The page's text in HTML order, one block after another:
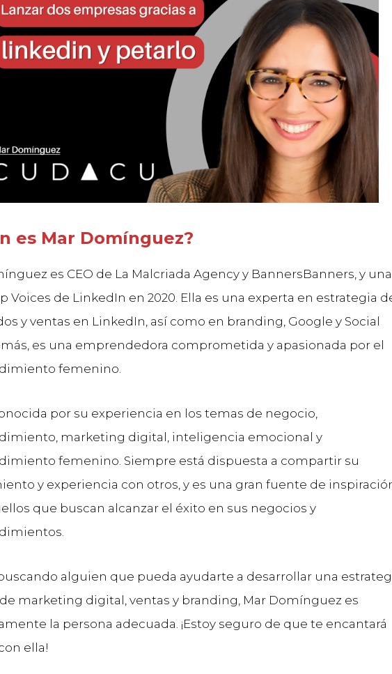
es Mar Domínguez?
es CEO de La Malcriada Agency y BannersBanners, y una
Voices de LinkedIn en 2020. Ella es una experta en estrategia
y ventas en LinkedIn, así como en branding, Google y Social
es una emprendedora comprometida y apasionada por el
femenino.
por su experiencia en los temas de negocio,
marketing digital, inteligencia emocional y
femenino. Siempre está dispuesta a compartir su
y experiencia con otros, y es una gran fuente de
que buscan alcanzar el éxito en sus negocios y
alguien que pueda ayudarte a desarrollar una
marketing digital, ventas y branding, Mar Domínguez es
la persona adecuada. ¡Estoy seguro de que te encantará
ella!